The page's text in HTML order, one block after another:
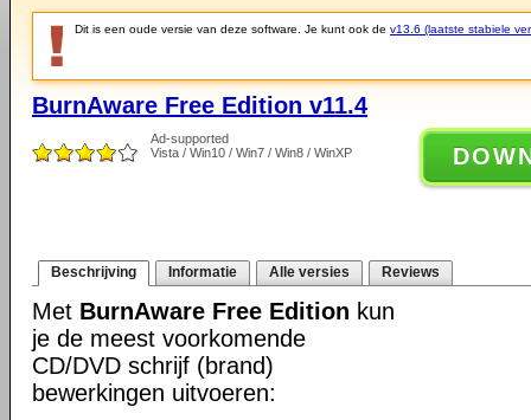
Dit is een oude versie van deze software. Je kunt ook de v13.6 (laatste stabiele
BurnAware Free Edition v11.4
Ad-supported
Vista / Win10 / Win7 / Win8 / WinXP
Beschrijving Informatie Alle versies Reviews
Met BurnAware Free Edition kun
je de meest voorkomende
CD/DVD schrijf (brand)
bewerkingen uitvoeren: